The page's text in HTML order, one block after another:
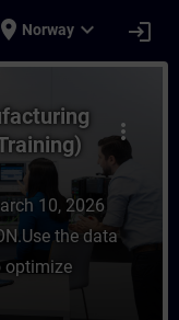
place Norway expand_more login
in
more_vert
10, 2026
the data
optimize